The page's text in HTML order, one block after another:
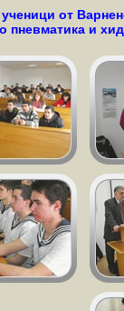
ученици от
пневматика и